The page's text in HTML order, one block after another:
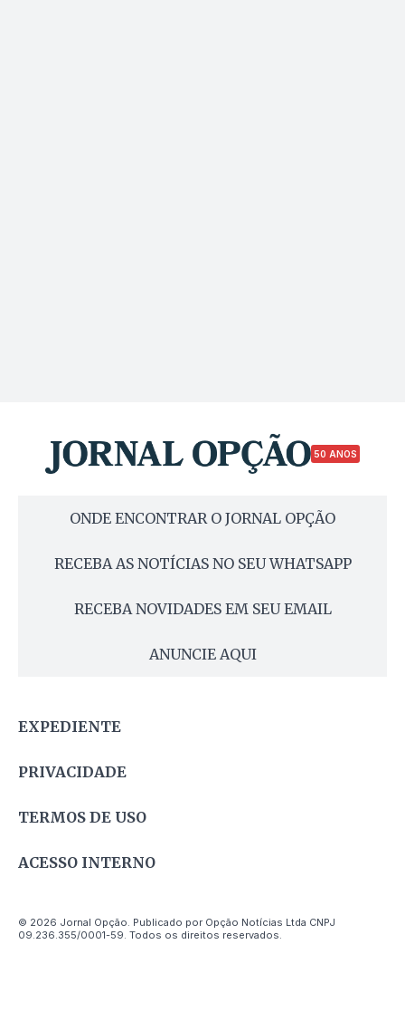
50 ANOS
ONDE ENCONTRAR O JORNAL OPÇÃO
RECEBA AS NOTÍCIAS NO SEU WHATSAPP
RECEBA NOVIDADES EM SEU EMAIL
ANUNCIE AQUI
EXPEDIENTE
PRIVACIDADE
TERMOS DE USO
ACESSO INTERNO
© 2026 Jornal Opção. Publicado por Opção Notícias Ltda CNPJ
09.236.355/0001-59. Todos os direitos reservados.